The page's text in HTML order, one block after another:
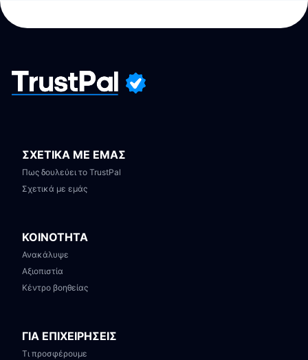
ΣΧΕΤΙΚΑ ΜΕ ΕΜΑΣ
Πως δουλεύει το TrustPal
Σχετικά με εμάς
ΚΟΙΝΟΤΗΤΑ
Ανακάλυψε
Αξιοπιστία
Κέντρο βοηθείας
ΓΙΑ ΕΠΙΧΕΙΡΗΣΕΙΣ
Τι προσφέρουμε